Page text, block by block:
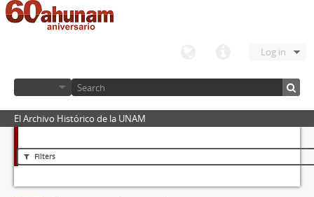
Log in
El Archivo Histórico de la UNAM
Filters